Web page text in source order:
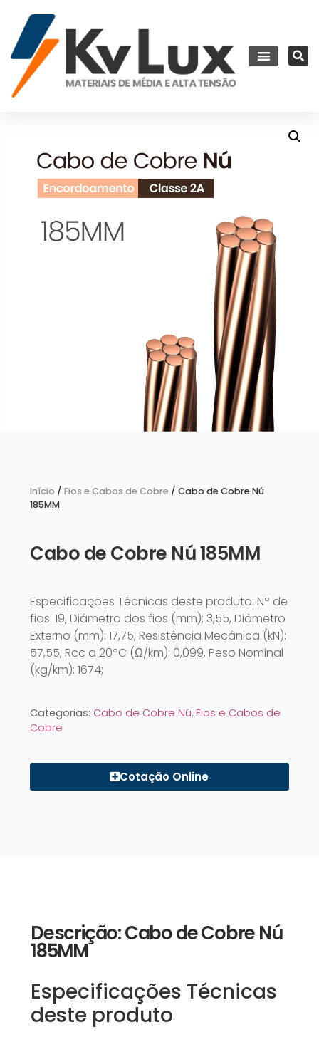
Início / Fios e Cabos de Cobre / Cabo de Cobre Nú
185MM
Cabo de Cobre Nú 185MM
Especificações Técnicas deste produto: Nº de
fios: 19, Diâmetro dos fios (mm): 3,55, Diâmetro
Externo (mm): 17,75, Resistência Mecânica (kN):
57,55, Rcc a 20ºC (Ω/km): 0,099, Peso Nominal
(kg/km): 1674;
Categorias: Cabo de Cobre Nú, Fios e Cabos de
Cobre
Cotação Online
Descrição: Cabo de Cobre Nú
185MM
Especificações Técnicas
deste produto